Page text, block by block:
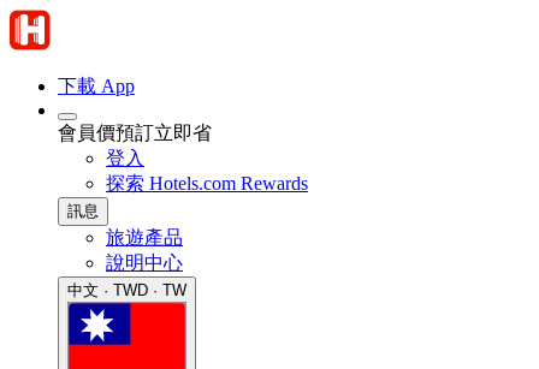
下載 App
會員價預訂立即省
登入
探索 Hotels.com Rewards
訊息
旅遊產品
說明中心
中文 · TWD · TW